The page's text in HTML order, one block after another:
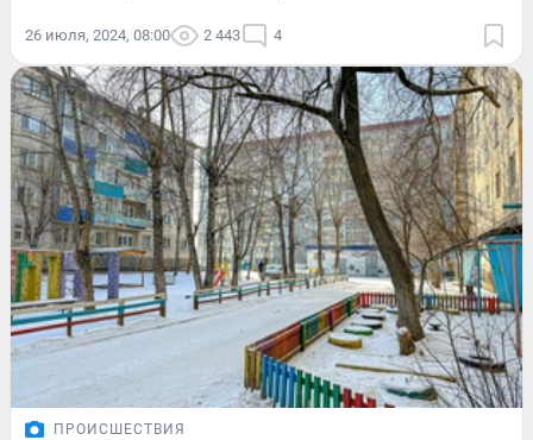
26 июля, 2024, 08:00 2 443 4
ПРОИСШЕСТВИЯ